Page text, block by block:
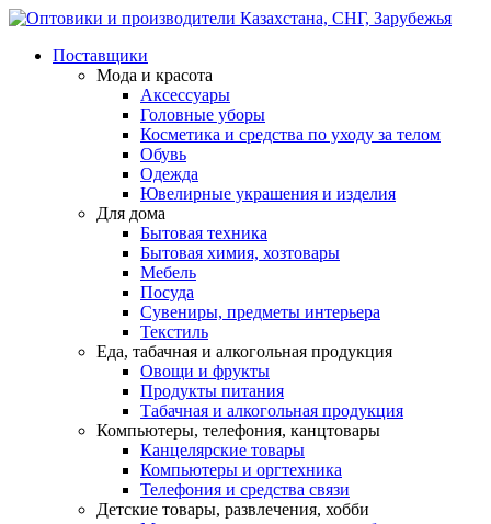
Поставщики
Мода и красота
Аксессуары
Головные уборы
Косметика и средства по уходу за телом
Обувь
Одежда
Ювелирные украшения и изделия
Для дома
Бытовая техника
Бытовая химия, хозтовары
Мебель
Посуда
Сувениры, предметы интерьера
Текстиль
Еда, табачная и алкогольная продукция
Овощи и фрукты
Продукты питания
Табачная и алкогольная продукция
Компьютеры, телефония, канцтовары
Канцелярские товары
Компьютеры и оргтехника
Телефония и средства связи
Детские товары, развлечения, хобби